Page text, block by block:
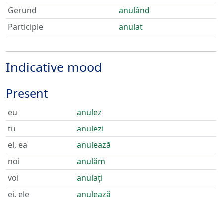
Gerund
anulând
Participle
anulat
Indicative mood
Present
eu
anulez
tu
anulezi
el, ea
anulează
noi
anulăm
voi
anulați
ei, ele
anulează